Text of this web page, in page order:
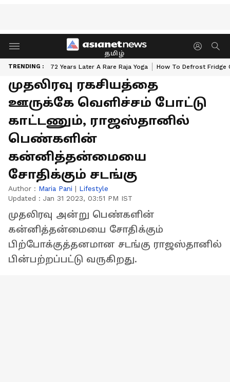
தமிழ்
TRENDING : 72 Years Later A Rare Raja Yoga How To Defrost Fridge
முதலிரவு ரகசியத்தை
ஊருக்கே வெளிச்சம் போட்டு
காட்டணும், ராஜஸ்தானில்
பெண்களின்
கன்னித்தன்மையை
சோதிக்கும் சடங்கு
Author : Maria Pani | Lifestyle
Updated : Jan 31 2023, 03:51 PM IST
முதலிரவு அன்று பெண்களின்
கன்னித்தன்மையை சோதிக்கும்
பிற்போக்குத்தனமான சடங்கு ராஜஸ்தானில்
பின்பற்றப்பட்டு வருகிறது.